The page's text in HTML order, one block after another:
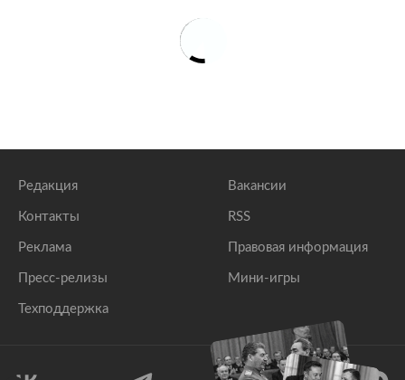
Редакция
Контакты
Реклама
Пресс-релизы
Техподдержка
Вакансии
RSS
Правовая информация
Мини-игры